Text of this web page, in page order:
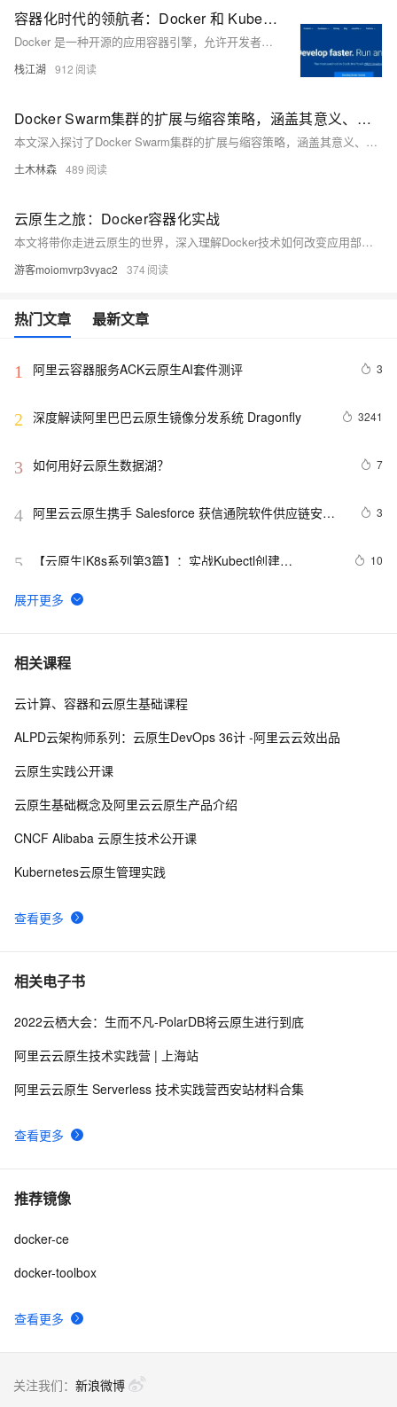
容器化时代的领航者：Docker 和 Kubernetes 云原生时代的黄金搭档
Docker 是一种开源的应用容器引擎，允许开发者将应用程序及其依赖打包成可移植的镜像，并在任何支持 Docker 的平台上运行。其核心概念包括镜像、容器和仓库。镜像是只读的文件系统，容器是镜像的运行实例，仓库用于存储和分发镜像。Kubernetes（k8s）则是容器集群管理系统，提供自动化部署、扩展和维护等功能，支持服务发现、负载均衡、自动伸缩等特性。两者结合使用，可以实现高效的容器化应用管理和运维。Docker 主要用于单主机上的容器管理，而 Kubernetes 则专注于跨多主机的容器编排与调度。尽管 k8s 逐渐减少了对 Docker 作为容器运行时的支持，但 Doc
栈江湖 912
Docker Swarm集群的扩展与缩容策略，涵盖其意义、方法、步骤及注意事项
本文深入探讨了Docker Swarm集群的扩展与缩容策略，涵盖其意义、方法、步骤及注意事项，旨在帮助用户高效管理集群资源，适应业务变化，确保服务稳定性和资源优化。
土木林森 489
云原生之旅：Docker容器化实战
本文将带你走进云原生的世界，深入理解Docker技术如何改变应用部署与运维。我们将通过实际案例，展示如何利用Docker简化开发流程，提升应用的可移植性和伸缩性。文章不仅介绍基础概念，还提供操作指南和最佳实践，帮助你快速上手Docker，开启云原生的第一步。
游客moiomvrp3vyac2 374
热门文章 最新文章
1 阿里云容器服务ACK云原生AI套件测评 3
2 深度解读阿里巴巴云原生镜像分发系统 Dragonfly 3241
3 如何用好云原生数据湖？ 7
4 阿里云云原生携手 Salesforce 获信通院软件供应链安全
3
5
【云原生|K8s系列第3篇】：实战Kubectl创建
10
6
带你读《云原生架构白皮书2022新版》——
7 如何在云原生混部场景下利用资源配额高效分配集群资
8 带你读《云原生架构白皮书2022新版》——加速 SaaS
据分析领域
10【云原生】Docker部署/容器加速器（最新版）
相关课程
查看更多
云计算、容器和云原生基础课程
ALPD云架构师系列：云原生DevOps 36计 -阿里云云效出品
云原生实践公开课
云原生基础概念及阿里云云原生产品介绍
CNCF Alibaba 云原生技术公开课
Kubernetes云原生管理实践
相关电子书
查看更多
2022云栖大会：生而不凡-PolarDB将云原生进行到底
阿里云云原生技术实践营 | 上海站
阿里云云原生 Serverless 技术实践营西安站材料合集
推荐镜像
查看更多
docker-ce
docker-toolbox
关注我们： 新浪微博